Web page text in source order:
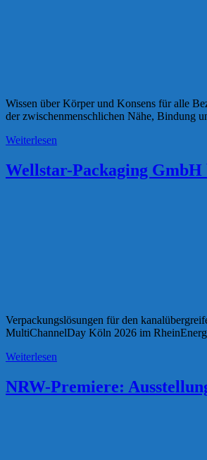
Wissen über Körper und Konsens für alle
der zwischenmenschlichen Nähe, Bindung
Weiterlesen
Wellstar-Packaging
Verpackungslösungen für den
MultiChannelDay Köln 2026 im
Weiterlesen
NRW-Premiere: